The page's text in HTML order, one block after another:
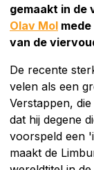
gemaakt in de
Olav Mol
van de
De recente
velen als een
Verstappen,
dat hij degene
voorspeld een
maakt de